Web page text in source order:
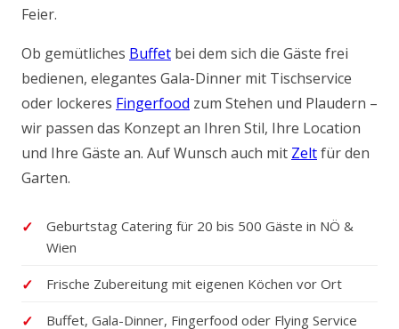
Feier.
Ob gemütliches Buffet bei dem sich die Gäste frei
bedienen, elegantes Gala-Dinner mit Tischservice
oder lockeres Fingerfood zum Stehen und Plaudern –
wir passen das Konzept an Ihren Stil, Ihre Location
und Ihre Gäste an. Auf Wunsch auch mit Zeltfür den
Garten.
Geburtstag Catering für 20 bis 500 Gäste in NÖ &
Wien
Frische Zubereitung mit eigenen Köchen vor Ort
Buffet, Gala-Dinner, Fingerfood oder Flying Service